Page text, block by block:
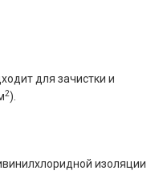
для зачистки и
2).
изоляции